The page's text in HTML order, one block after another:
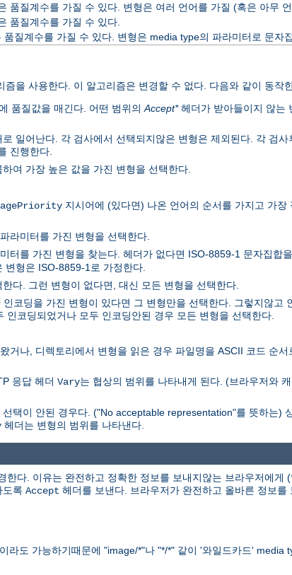
품질계수를 가질 수 있다. 변형은 여러 언어를 가질 (혹은 아무
품질계수를 가질 수 있다.
질계수를 가질 수 있다. 변형은 media type의 파라미터로 문자
을 사용한다. 이 알고리즘은 변경할 수 없다. 다음와 같이 동작
품질값을 매긴다. 어떤 범위의 Accept*헤더가 받아들이지 않는
일어난다. 각 검사에서 선택되지않은 변형은 제외된다. 각 검
진행한다.
여 가장 높은 값을 가진 변형을 선택한다.
지시어에 (있다면) 나온 언어의 순서를 가지고 가장
라미터를 가진 변형을 선택한다.
터를 가진 변형을 찾는다. 헤더가 없다면 ISO-8859-1 문자집합
형은 ISO-8859-1로 가정한다.
다. 그런 변형이 없다면, 대신 모든 변형을 선택한다.
코딩을 가진 변형이 있다면 그 변형만을 선택한다. 그렇지않고
코딩되었거나 모두 인코딩안된 경우 모든 변형을 선택한다.
나, 디렉토리에서 변형을 읽은 경우 파일명을 ASCII 코드 순서
응답 헤더 Vary는 협상의 범위를 나타내게 된다. (브라우저와
택이 안된 경우다. ("No acceptable representation"를 뜻하는)
헤더는 변형의 범위를 나타낸다.
다. 이유는 완전하고 정확한 정보를 보내지않는 브라우저에게
도록 Accept 헤더를 보낸다. 브라우저가 완전하고 올바른 정보를
라도 가능하기때문에 "image/*"나 "*/*" 같이 '와일드카드' media